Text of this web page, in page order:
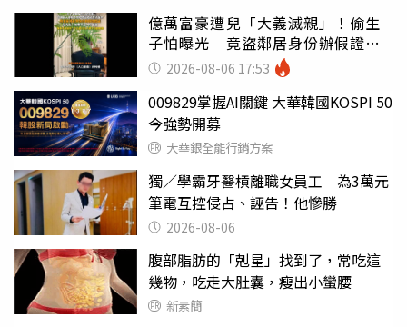
億萬富豪遭兒「大義滅親」！偷生
子怕曝光 竟盜鄰居身份辦假證落
戶 2026-08-06 17:53
009829掌握AI關鍵 大華韓國KOSPI 50
今強勢開募
大華銀全能行銷方案
獨／學霸牙醫槓離職女員工 為3萬元
筆電互控侵占、誣告！他慘勝
2026-08-06
腹部脂肪的「剋星」找到了，常吃這
幾物，吃走大肚囊，瘦出小蠻腰
新素簡